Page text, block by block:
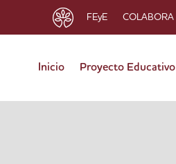
FEyE COLABORA
Inicio Proyecto Educativo